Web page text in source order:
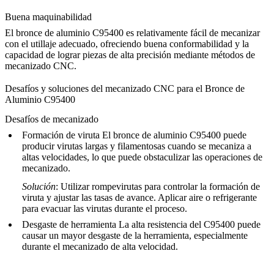
Buena maquinabilidad
El bronce de aluminio C95400 es relativamente fácil de mecanizar
con el utillaje adecuado, ofreciendo buena conformabilidad y la
capacidad de lograr piezas de alta precisión mediante métodos de
mecanizado CNC.
Desafíos y soluciones del mecanizado CNC para el Bronce de
Aluminio C95400
Desafíos de mecanizado
Formación de viruta El bronce de aluminio C95400 puede
producir virutas largas y filamentosas cuando se mecaniza a
altas velocidades, lo que puede obstaculizar las operaciones de
mecanizado.
Solución: Utilizar rompevirutas para controlar la formación de
viruta y ajustar las tasas de avance. Aplicar aire o refrigerante
para evacuar las virutas durante el proceso.
Desgaste de herramienta La alta resistencia del C95400 puede
causar un mayor desgaste de la herramienta, especialmente
durante el mecanizado de alta velocidad.